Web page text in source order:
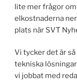
lite mer frågor
elkostnaderna
plats när SVT
Vi tycker det är
tekniska
vi jobbat med